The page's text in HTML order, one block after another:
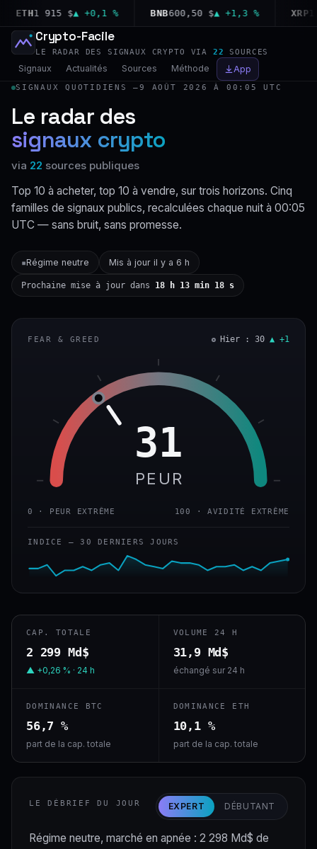
1 915 $▲ +0,1 % BNB600,50 $▲ +1,3 % XRP1,04
Crypto-Facile
LE RADAR DES SIGNAUX CRYPTO VIA 22 SOURCES
Signaux Actualités Sources Méthode App
SIGNAUX QUOTIDIENS —9 AOÛT 2026 À 00:05 UTC
Le radar des
signaux crypto
via 22 sources publiques
Top 10 à acheter, top 10 à vendre, sur trois horizons. Cinq
familles de signaux publics, recalculées chaque nuit à 00:05
UTC — sans bruit, sans promesse.
▪Régime neutre Mis à jour il y a 6 h
Prochaine mise à jour dans 18 h 13 min 17 s
FEAR & GREED Hier : 30 ▲ +1
31
PEUR
0 · PEUR EXTRÊME 100 · AVIDITÉ EXTRÊME
INDICE — 30 DERNIERS JOURS
CAP. TOTALE
2 299 Md$
▲ +0,26 % · 24 h
VOLUME 24 H
31,9 Md$
échangé sur 24 h
DOMINANCE BTC
56,7 %
part de la cap. totale
DOMINANCE ETH
10,1 %
part de la cap. totale
LE DÉBRIEF DU JOUR EXPERT DÉBUTANT
Régime neutre, marché en apnée : 2 298 Md$ de